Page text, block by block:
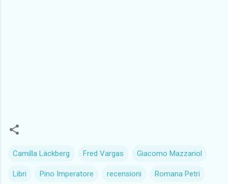
Camilla Läckberg Fred Vargas Giacomo Mazzariol
Libri Pino Imperatore recensioni Romana Petri